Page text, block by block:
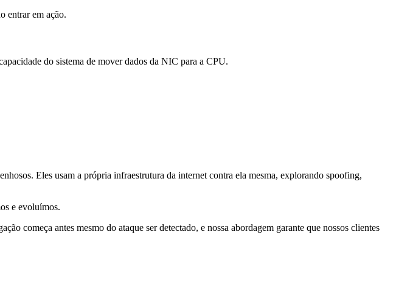
entrar em ação.
do sistema de mover dados da NIC para a CPU.
Eles usam a própria infraestrutura da internet contra ela mesma, explorando spoofing,
e evoluímos.
começa antes mesmo do ataque ser detectado, e nossa abordagem garante que nossos clientes